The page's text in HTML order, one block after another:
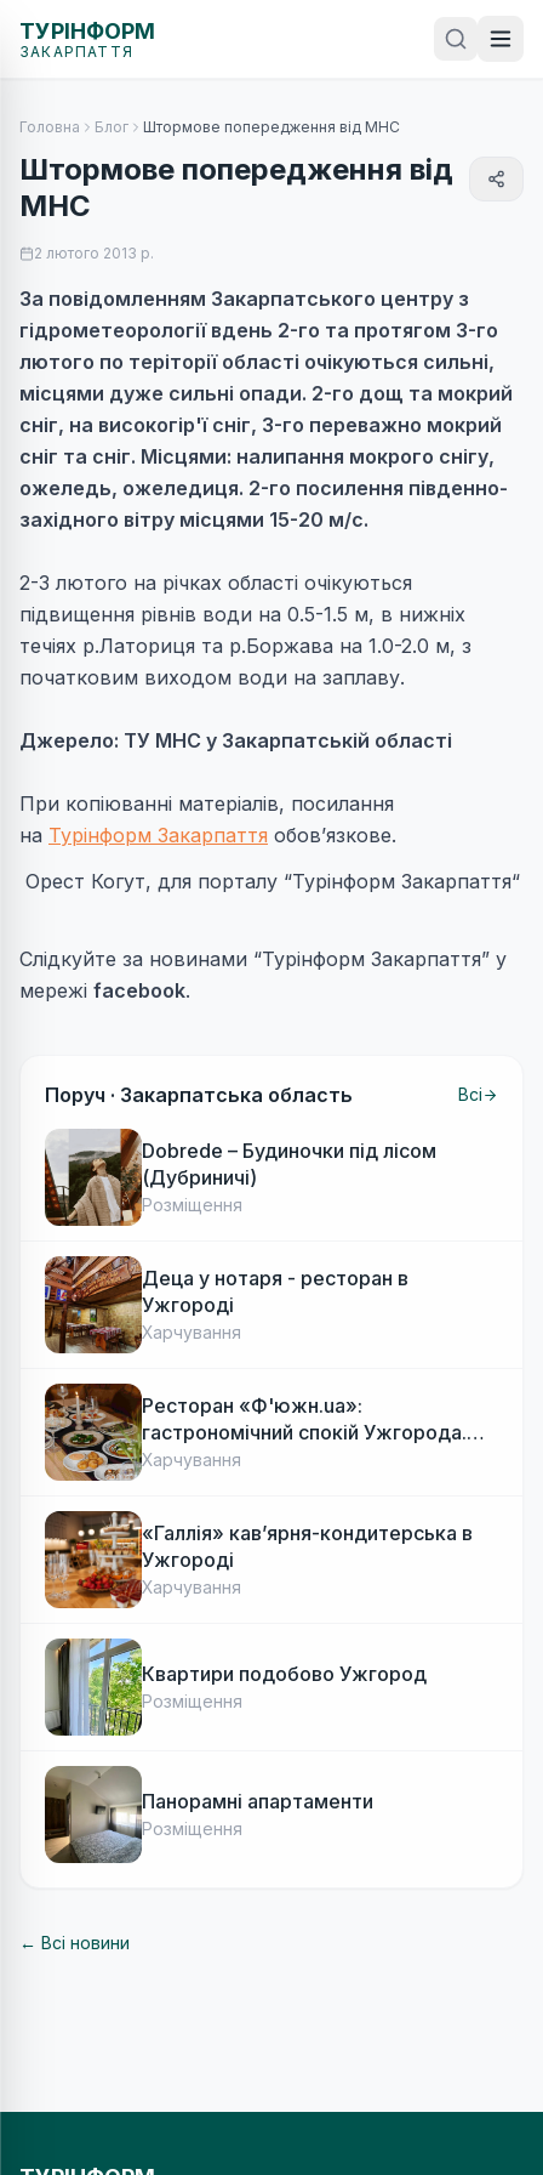
ТУРІНФОРМ
ЗАКАРПАТТЯ
Головна Блог Штормове попередження від МНС
Штормове попередження від
МНС
2 лютого 2013 р.
За повідомленням Закарпатського центру з
гідрометеорології вдень 2-го та протягом 3-го
лютого по теріторії області очікуються сильні,
місцями дуже сильні опади. 2-го дощ та мокрий
сніг, на високогір'ї сніг, 3-го переважно мокрий
сніг та сніг. Місцями: налипання мокрого снігу,
ожеледь, ожеледиця. 2-го посилення південно-
західного вітру місцями 15-20 м/с.
2-3 лютого на річках області очікуються
підвищення рівнів води на 0.5-1.5 м, в нижніх
течіях р.Латориця та р.Боржава на 1.0-2.0 м, з
початковим виходом води на заплаву.
Джерело: ТУ МНС у Закарпатській області
При копіюванні матеріалів, посилання
на Турінформ Закарпаття обов’язкове.
Орест Когут, для порталу “Турінформ Закарпаття“
Слідкуйте за новинами “Турінформ Закарпаття” у
мережі facebook.
Поруч · Закарпатська область Всі
Dobrede – Будиночки під лісом
(Дубриничі)
Розміщення
Деца у нотаря - ресторан в
Ужгороді
Харчування
Ресторан «Ф'южн.ua»:
гастрономічний спокій Ужгорода.
Авторська локальна кухня, затишок
Харчування
«Галлія» кав’ярня-кондитерська в
Ужгороді
Харчування
Квартири подобово Ужгород
Розміщення
Панорамні апартаменти
Розміщення
← Всі новини